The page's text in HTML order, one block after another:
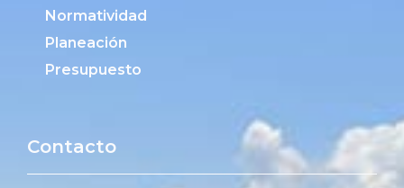
Normatividad
Planeación
Presupuesto
Contacto